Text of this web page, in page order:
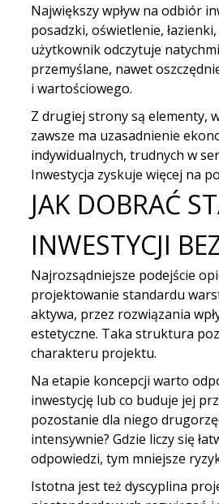
Największy wpływ na odbiór
posadzki, oświetlenie,
użytkownik odczytuje
przemyślane, nawet
i wartościowego.
Z drugiej strony są elementy,
zawsze ma uzasadnienie
indywidualnych, trudnych w
Inwestycja zyskuje więcej na
JAK DOBRAĆ
INWESTYCJI
Najrozsądniejsze podejście
projektowanie standardu
aktywa, przez rozwiązania
estetyczne. Taka struktura
charakteru projektu.
Na etapie koncepcji warto
inwestycję lub co buduje jej
pozostanie dla niego
intensywnie? Gdzie liczy się
odpowiedzi, tym mniejsze
Istotna jest też dyscyplina